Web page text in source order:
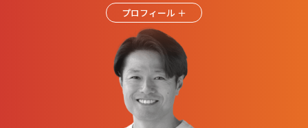
プロフィール ＋